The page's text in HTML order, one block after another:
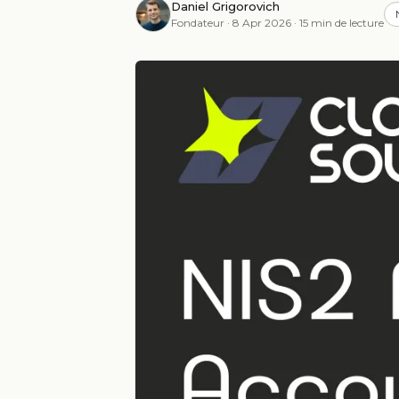
Daniel Grigorovich
Fondateur · 8 Apr 2026 · 15 min de lecture